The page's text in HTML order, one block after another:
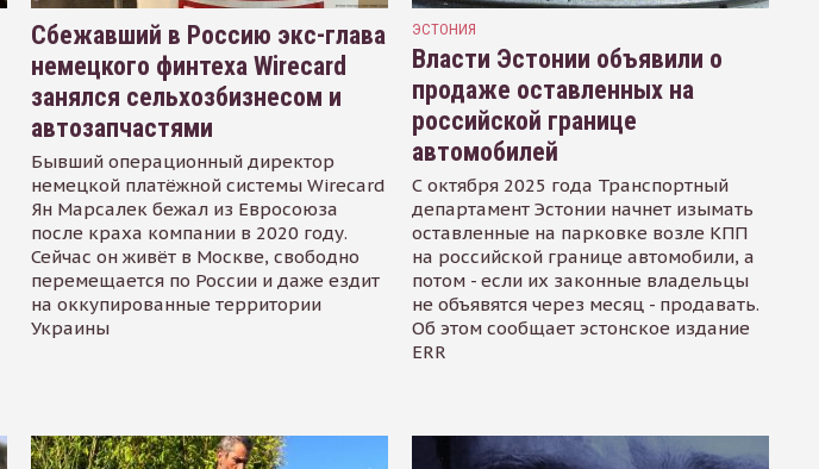
Сбежавший в Россию экс-глава
немецкого финтеха Wirecard
занялся сельхозбизнесом и
автозапчастями
Бывший операционный директор
немецкой платёжной системы Wirecard
Ян Марсалек бежал из Евросоюза
после краха компании в 2020 году.
Сейчас он живёт в Москве, свободно
перемещается по России и даже ездит
на оккупированные территории
Украины
ЭСТОНИЯ
Власти Эстонии объявили о
продаже оставленных на
российской границе
автомобилей
С октября 2025 года Транспортный
департамент Эстонии начнет изымать
оставленные на парковке возле КПП
на российской границе автомобили, а
потом - если их законные владельцы
не объявятся через месяц - продавать.
Об этом сообщает эстонское издание
ERR